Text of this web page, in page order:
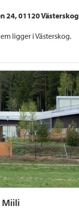
24, 01120 Västerskog
ligger i Västerskog.
Miili